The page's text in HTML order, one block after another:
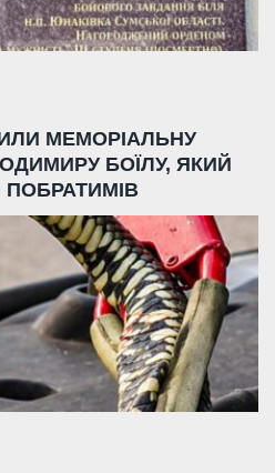
МЕМОРІАЛЬНУ
БОЇЛУ, ЯКИЙ